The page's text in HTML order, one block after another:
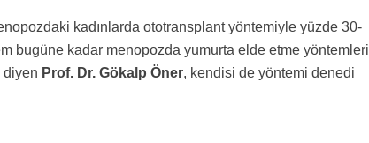
kadınlarda ototransplant yöntemiyle yüzde 30-
bugüne kadar menopozda yumurta elde etme yöntemleri
diyen Prof. Dr. Gökalp Öner, kendisi de yöntemi denedi